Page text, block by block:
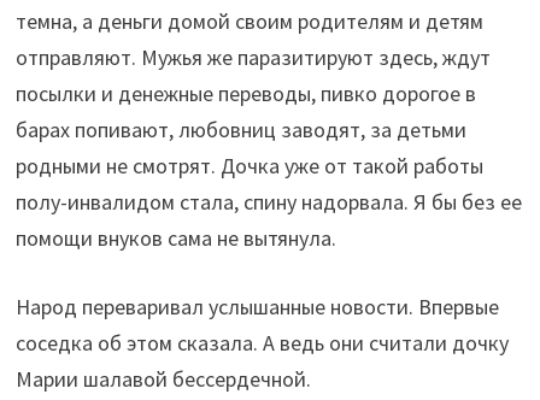
темна, а деньги домой своим родителям и детям
отправляют. Мужья же паразитируют здесь, ждут
посылки и денежные переводы, пивко дорогое в
барах попивают, любовниц заводят, за детьми
родными не смотрят. Дочка уже от такой работы
полу-инвалидом стала, спину надорвала. Я бы без ее
помощи внуков сама не вытянула.
Народ переваривал услышанные новости. Впервые
соседка об этом сказала. А ведь они считали дочку
Марии шалавой бессердечной.